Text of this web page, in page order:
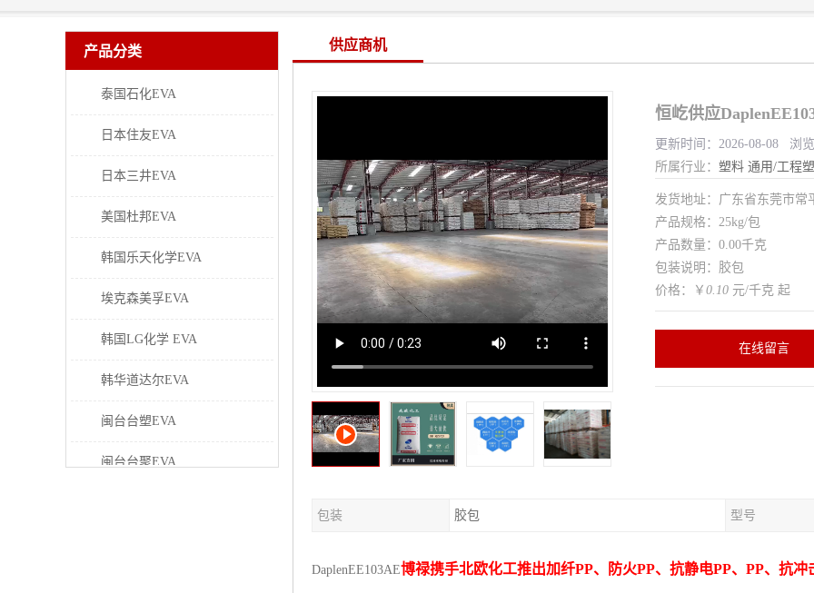
产品分类
泰国石化EVA
日本住友EVA
日本三井EVA
美国杜邦EVA
韩国乐天化学EVA
埃克森美孚EVA
韩国LG化学 EVA
韩华道达尔EVA
闽台台塑EVA
闽台台聚EVA
供应商机
恒屹供应
更新时间：2026-08-08 浏
所属行业： 塑料 通用/工程
发货地址：广东省东莞市常
产品规格：25kg/包
产品数量：0.00千克
包装说明：胶包
价格：￥ 0.10 元/千克 起
在线留言
包装 胶包 型号
DaplenEE103AE博禄携手北欧化工推出加纤PP、防火PP、抗静电PP、 PP、抗冲